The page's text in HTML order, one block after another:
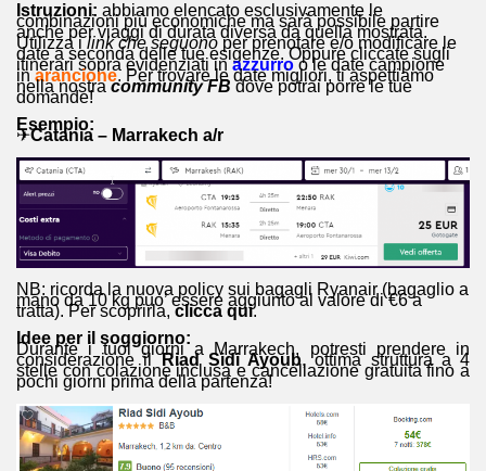
Istruzioni: abbiamo elencato esclusivamente le
combinazioni più economiche ma sarà possibile partire
anche per viaggi di durata diversa da quella mostrata.
Utilizza ilink che seguonoper prenotare e/o modificare le
date a seconda delle tue esigenze. Oppure cliccate sugli
itinerari sopra evidenziati inazzurroo le date campione
inarancione. Per trovare le date migliori, ti aspettiamo
nella nostracommunity FB dove potrai porre le tue
domande!
Esempio:
✈Catania – Marrakech a/r
NB: ricorda la nuova policy sui bagagli Ryanair (bagaglio a
mano da 10 kg puo’ essere aggiunto al valore di €6 a
tratta). Per scoprirla,clicca qui.
Idee per il soggiorno:
Durante i tuoi giorni a Marrakech, potresti prendere in
considerazione ilRiad Sidi Ayoub, ottima struttura a 4
stelle con colazione inclusa e cancellazione gratuita fino a
pochi giorni prima della partenza!